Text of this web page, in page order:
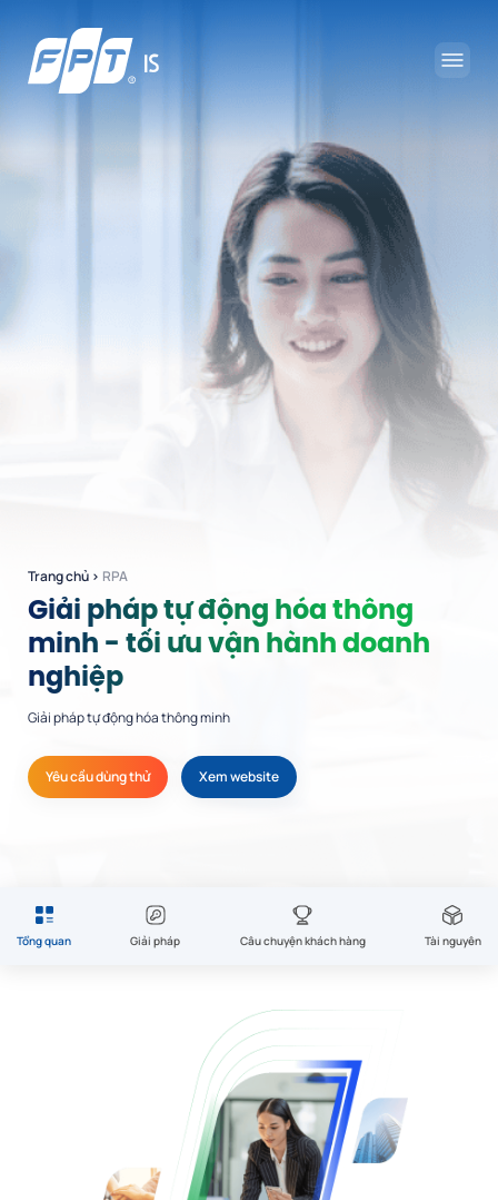
Trang chủ › RPA
Giải pháp tự động hóa thông
minh - tối ưu vận hành doanh
nghiệp
Giải pháp tự động hóa thông minh
Yêu cầu dùng thử Xem website
Tổng quan Giải pháp Câu chuyện khách hàng Tài nguyên